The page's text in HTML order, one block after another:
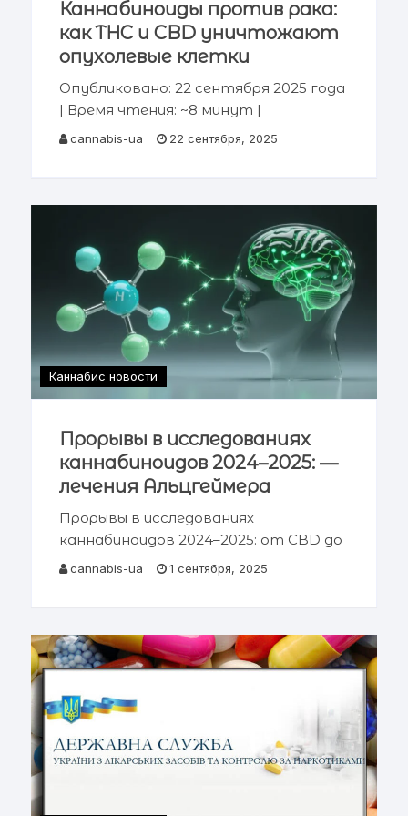
Каннабиноиды против рака:
как THC и CBD уничтожают
опухолевые клетки
Опубликовано: 22 сентября 2025 года
| Время чтения: ~8 минут |
Категория: Медицинские
тетрагидроканнабинол (THC) и
каннабидиол (CBD), а
cannabis-ua 22 сентября, 2025
Каннабис новости
Прорывы в исследованиях
каннабиноидов 2024–2025: —
лечения Альцгеймера
Прорывы в исследованиях
каннабиноидов 2024–2025: от CBD до
нейропротекции при Альцгеймере
Прорывы в лечении боли и новые
селективные
cannabis-ua 1 сентября, 2025